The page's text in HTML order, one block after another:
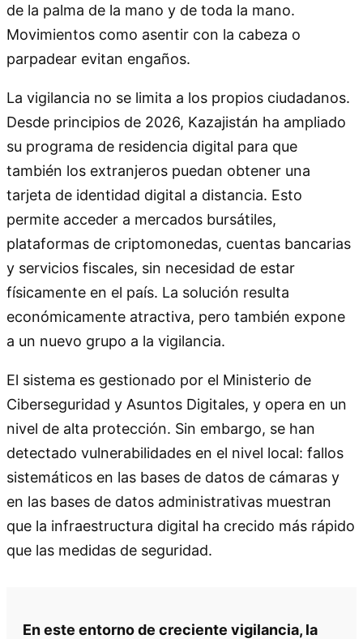
de la palma de la mano y de toda la mano.
Movimientos como asentir con la cabeza o
parpadear evitan engaños.
La vigilancia no se limita a los propios ciudadanos.
Desde principios de 2026, Kazajistán ha ampliado
su programa de residencia digital para que
también los extranjeros puedan obtener una
tarjeta de identidad digital a distancia. Esto
permite acceder a mercados bursátiles,
plataformas de criptomonedas, cuentas bancarias
y servicios fiscales, sin necesidad de estar
físicamente en el país. La solución resulta
económicamente atractiva, pero también expone
a un nuevo grupo a la vigilancia.
El sistema es gestionado por el Ministerio de
Ciberseguridad y Asuntos Digitales, y opera en un
nivel de alta protección. Sin embargo, se han
detectado vulnerabilidades en el nivel local: fallos
sistemáticos en las bases de datos de cámaras y
en las bases de datos administrativas muestran
que la infraestructura digital ha crecido más rápido
que las medidas de seguridad.
En este entorno de creciente vigilancia, la